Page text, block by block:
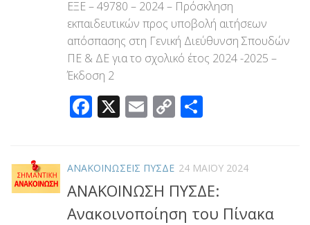
ΕΞΕ – 49780 – 2024 – Πρόσκληση
εκπαιδευτικών προς υποβολή αιτήσεων
απόσπασης στη Γενική Διεύθυνση Σπουδών
ΠΕ & ΔΕ για το σχολικό έτος 2024 -2025 –
Έκδοση 2
Facebook
X Email
Copy
ΑΝΑΚΟΙΝΩΣΕΙΣ ΠΥΣΔΕ 24 ΜΑΪ́ΟΥ 2024
ΑΝΑΚΟΙΝΩΣΗ ΠΥΣΔΕ:
Ανακοινοποίηση του Πίνακα